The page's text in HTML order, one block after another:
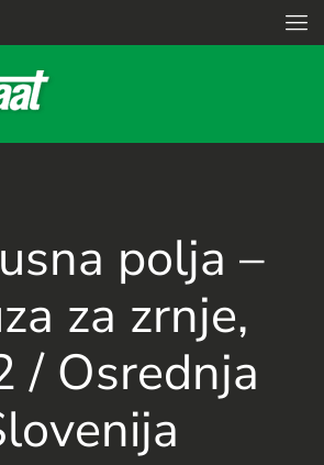
polja –
za zrnje,
/ Osrednja